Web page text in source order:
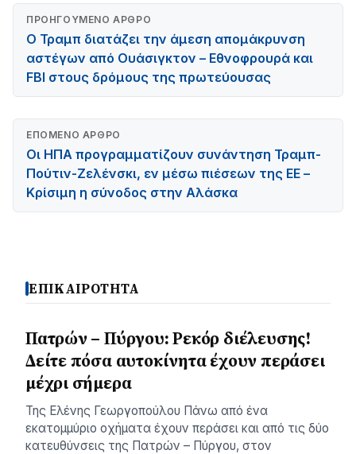
ΠΡΟΗΓΟΎΜΕΝΟ ΆΡΘΡΟ
Ο Τραμπ διατάζει την άμεση απομάκρυνση
αστέγων από Ουάσιγκτον – Εθνοφρουρά και
FBI στους δρόμους της πρωτεύουσας
ΕΠΌΜΕΝΟ ΆΡΘΡΟ
Οι ΗΠΑ προγραμματίζουν συνάντηση Τραμπ-
Πούτιν-Ζελένσκι, εν μέσω πιέσεων της ΕΕ –
Κρίσιμη η σύνοδος στην Αλάσκα
ΕΠΙΚΑΙΡΟΤΗΤΑ
Πατρών – Πύργου: Ρεκόρ διέλευσης!
Δείτε πόσα αυτοκίνητα έχουν περάσει
μέχρι σήμερα
Της Ελένης Γεωργοπούλου Πάνω από ένα
εκατοµµύριο οχήµατα έχουν περάσει και από τις δύο
κατευθύνσεις της Πατρών – Πύργου, στον